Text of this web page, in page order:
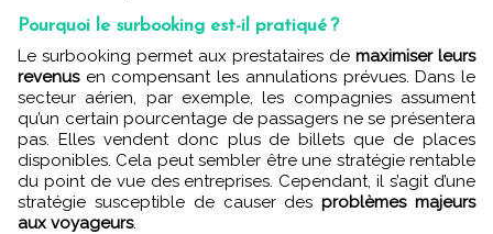
Pourquoi le surbooking est-il pratiqué ?
Le surbooking permet aux prestataires de maximiser leurs
revenusen compensant les annulations prévues. Dans le
secteur aérien, par exemple, les compagnies assument
qu’un certain pourcentage de passagers ne se présentera
pas. Elles vendent donc plus de billets que de places
disponibles. Cela peut sembler être une stratégie rentable
du point de vue des entreprises. Cependant, il s’agit d’une
stratégie susceptible de causer desproblèmes majeurs
aux voyageurs.